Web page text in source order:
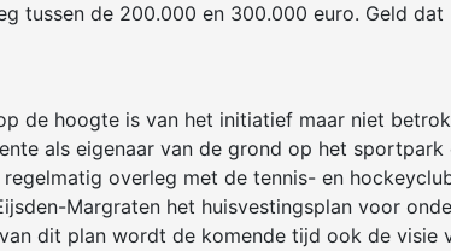
tussen de 200.000 en 300.000 euro. Geld dat
de hoogte is van het initiatief maar niet
als eigenaar van de grond op het sportpark
overleg met de tennis- en
Margraten het huisvestingsplan voor
dit plan wordt de komende tijd ook de visie